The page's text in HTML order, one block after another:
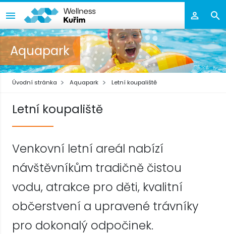
Aquapark
Úvodní stránka Aquapark Letní koupaliště
Letní koupaliště
Venkovní letní areál nabízí
návštěvníkům tradičně čistou
vodu, atrakce pro děti, kvalitní
občerstvení a upravené trávníky
pro dokonalý odpočinek.